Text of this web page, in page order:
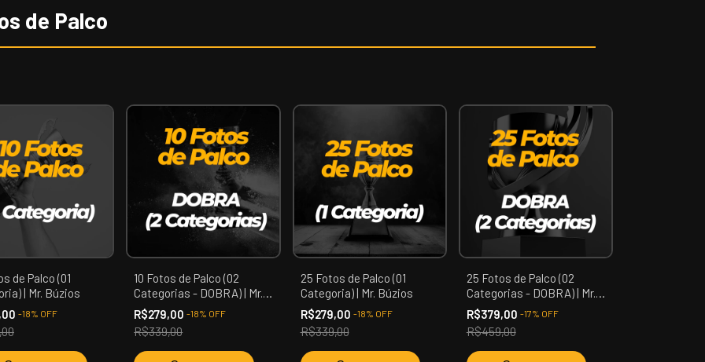
de Palco
de Palco (01
| Mr. Búzios
-18% OFF
10 Fotos de Palco (02
Categorias - DOBRA) | Mr.
Búzios
R$279,00-18% OFF
R$339,00
25 Fotos de Palco (01
Categoria) | Mr. Búzios
R$279,00 -18% OFF
R$339,00
25 Fotos de Palco (02
Categorias - DOBRA) | Mr.
Búzios
R$379,00 -17% OFF
R$459,00